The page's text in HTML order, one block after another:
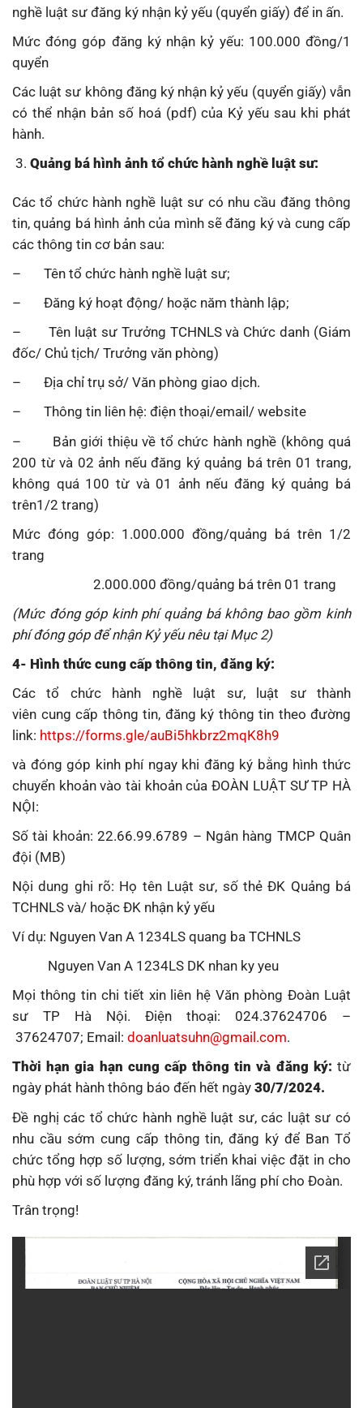
nghề luật sư đăng ký nhận kỷ yếu (quyển giấy) để in ấn.
Mức đóng góp đăng ký nhận kỷ yếu: 100.000 đồng/1
quyển
Các luật sư không đăng ký nhận kỷ yếu (quyển giấy) vẫn
có thể nhận bản số hoá (pdf) của Kỷ yếu sau khi phát
hành.
Quảng bá hình ảnh tổ chức hành nghề luật sư:
Các tổ chức hành nghề luật sư có nhu cầu đăng thông
tin, quảng bá hình ảnh của mình sẽ đăng ký và cung cấp
các thông tin cơ bản sau:
– Tên tổ chức hành nghề luật sư;
– Đăng ký hoạt động/ hoặc năm thành lập;
– Tên luật sư Trưởng TCHNLS và Chức danh (Giám
đốc/ Chủ tịch/ Trưởng văn phòng)
– Địa chỉ trụ sở/ Văn phòng giao dịch.
– Thông tin liên hệ: điện thoại/email/ website
– Bản giới thiệu về tổ chức hành nghề (không quá
200 từ và 02 ảnh nếu đăng ký quảng bá trên 01 trang,
không quá 100 từ và 01 ảnh nếu đăng ký quảng bá
trên1/2 trang)
Mức đóng góp: 1.000.000 đồng/quảng bá trên 1/2
trang
2.000.000 đồng/quảng bá trên 01 trang
(Mức đóng góp kinh phí quảng bá không bao gồm kinh
phí đóng góp để nhận Kỷ yếu nêu tại Mục 2)
4- Hình thức cung cấp thông tin, đăng ký:
Các tổ chức hành nghề luật sư, luật sư thành
viên cung cấp thông tin, đăng ký thông tin theo đường
link: https://forms.gle/auBi5hkbrz2mqK8h9
và đóng góp kinh phí ngay khi đăng ký bằng hình thức
chuyển khoản vào tài khoản của ĐOÀN LUẬT SƯ TP HÀ
NỘI:
Số tài khoản: 22.66.99.6789 – Ngân hàng TMCP Quân
đội (MB)
Nội dung ghi rõ: Họ tên Luật sư, số thẻ ĐK Quảng bá
TCHNLS và/ hoặc ĐK nhận kỷ yếu
Ví dụ: Nguyen Van A 1234LS quang ba TCHNLS
Nguyen Van A 1234LS DK nhan ky yeu
Mọi thông tin chi tiết xin liên hệ Văn phòng Đoàn Luật
sư TP Hà Nội. Điện thoại: 024.37624706 –
37624707; Email: doanluatsuhn@gmail.com.
Thời hạn gia hạn cung cấp thông tin và đăng ký:từ
ngày phát hành thông báo đến hết ngày 30/7/2024.
Đề nghị các tổ chức hành nghề luật sư, các luật sư có
nhu cầu sớm cung cấp thông tin, đăng ký để Ban Tổ
chức tổng hợp số lượng, sớm triển khai việc đặt in cho
phù hợp với số lượng đăng ký, tránh lãng phí cho Đoàn.
Trân trọng!